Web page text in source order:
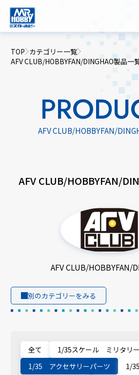
TOP カテゴリー一覧
AFV CLUB/HOBBYFAN/DINGHAO製品一
AFV CLUB/HOBBYFAN/
AFV CLUB/HOBBYFAN/
AFV CLUB/HOBBYFAN/
別のカテゴリーをみる
全て
1/35スケール ミリタリー
1/35 アクセサリーパーツ
1/